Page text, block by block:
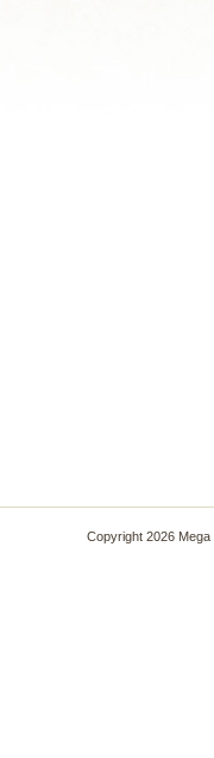
Copyright 2026